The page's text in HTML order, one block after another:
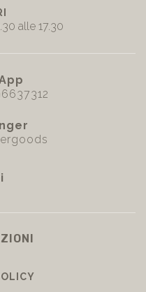
alle 17.30